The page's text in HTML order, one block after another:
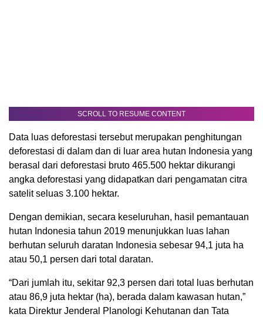
SCROLL TO RESUME CONTENT
Data luas deforestasi tersebut merupakan penghitungan
deforestasi di dalam dan di luar area hutan Indonesia yang
berasal dari deforestasi bruto 465.500 hektar dikurangi
angka deforestasi yang didapatkan dari pengamatan citra
satelit seluas 3.100 hektar.
Dengan demikian, secara keseluruhan, hasil pemantauan
hutan Indonesia tahun 2019 menunjukkan luas lahan
berhutan seluruh daratan Indonesia sebesar 94,1 juta ha
atau 50,1 persen dari total daratan.
“Dari jumlah itu, sekitar 92,3 persen dari total luas berhutan
atau 86,9 juta hektar (ha), berada dalam kawasan hutan,”
kata Direktur Jenderal Planologi Kehutanan dan Tata